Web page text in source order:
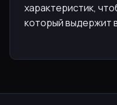
характеристик,
который выдержит